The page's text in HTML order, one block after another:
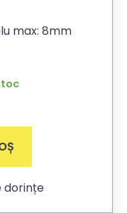
max: 8mm
dorințe